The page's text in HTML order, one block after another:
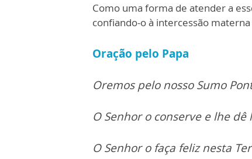
Como uma forma de atender a
confiando-o à intercessão
Oração pelo Papa
Oremos pelo nosso Sumo
O Senhor o conserve e lhe dê
O Senhor o faça feliz nesta